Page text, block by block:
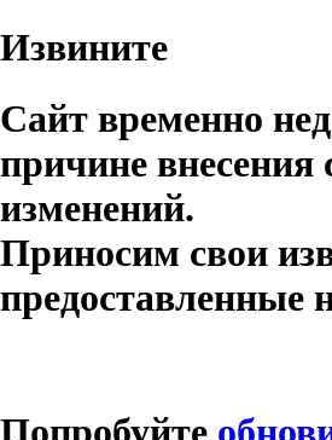
Извините
Сайт временно
причине внесения
изменений.
Приносим свои
предоставленные